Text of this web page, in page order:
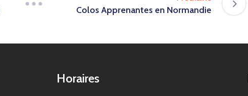
Colos Apprenantes en Normandie
Horaires